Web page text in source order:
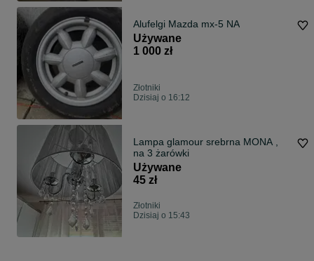
Alufelgi Mazda mx-5 NA
Używane
1 000 zł
Złotniki
Dzisiaj o 16:12
Lampa glamour srebrna MONA ,
na 3 żarówki
Używane
45 zł
Złotniki
Dzisiaj o 15:43